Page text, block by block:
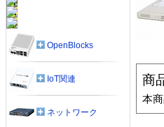
商
本
OpenBlocks
IoT関連
ネットワーク